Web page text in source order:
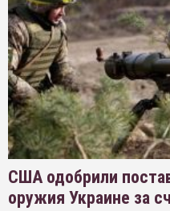
США одобрили
оружия Украине за